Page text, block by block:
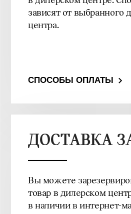
зависят от выбранного
центра.
СПОСОБЫ ОПЛАТЫ
ДОСТАВКА
Вы можете
товар в дилерском
в наличии в интернет-